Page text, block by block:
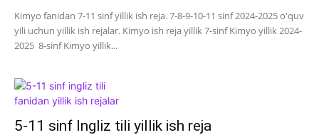
Kimyo fanidan 7-11 sinf yillik ish reja. 7-8-9-10-11 sinf 2024-2025 o'quv
yili uchun yillik ish rejalar. Kimyo ish reja yillik 7-sinf Kimyo yillik 2024-
2025 8-sinf Kimyo yillik...
5-11 sinf Ingliz tili yillik ish reja